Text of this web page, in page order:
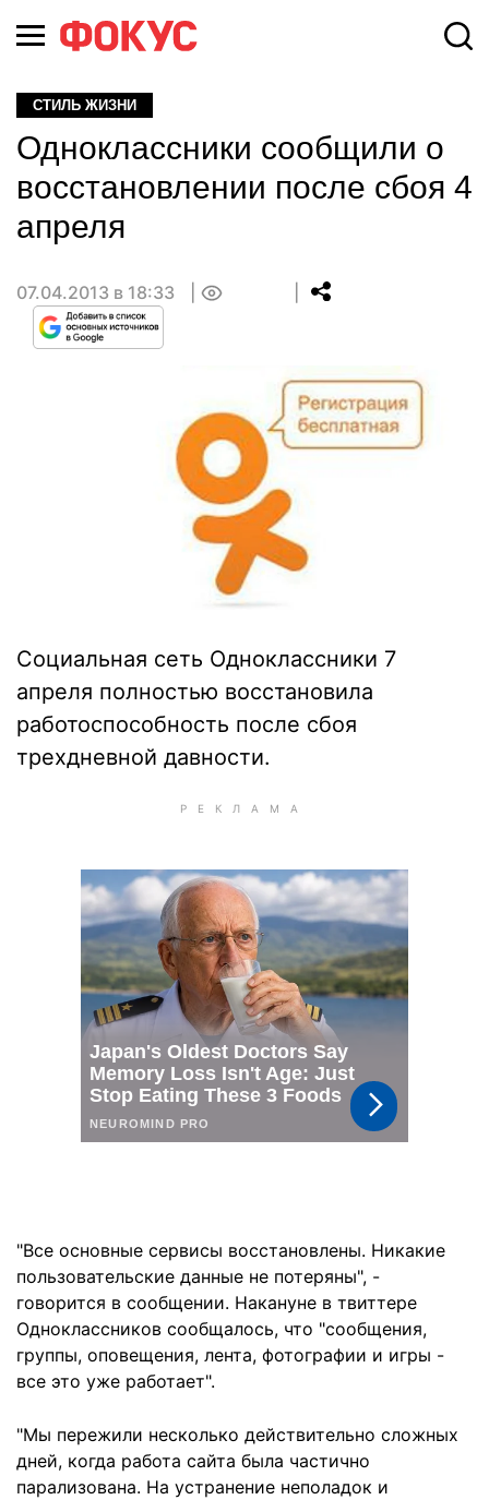
СТИЛЬ ЖИЗНИ
Одноклассники сообщили о
восстановлении после сбоя 4
апреля
07.04.2013 в 18:33
Социальная сеть Одноклассники 7
апреля полностью восстановила
работоспособность после сбоя
трехдневной давности.
"Все основные сервисы восстановлены. Никакие
пользовательские данные не потеряны", -
говорится в сообщении. Накануне в твиттере
Одноклассников сообщалось, что "сообщения,
группы, оповещения, лента, фотографии и игры -
все это уже работает".
"Мы пережили несколько действительно сложных
дней, когда работа сайта была частично
парализована. На устранение неполадок и